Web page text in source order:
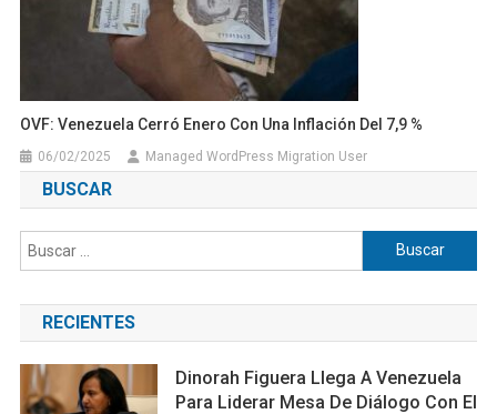
OVF: Venezuela Cerró Enero Con Una Inflación Del 7,9 %
06/02/2025 Managed WordPress Migration User
BUSCAR
Buscar:
RECIENTES
Dinorah Figuera Llega A Venezuela
Para Liderar Mesa De Diálogo Con El